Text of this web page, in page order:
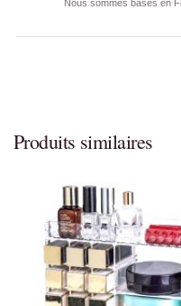
Nous sommes basés en
Produits similaires